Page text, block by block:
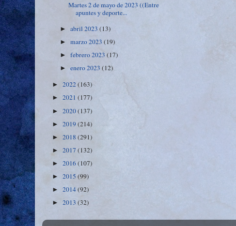
Martes 2 de mayo de 2023 ((Entre
apuntes y deporte...
►abril 2023(13)
►marzo 2023(19)
►febrero 2023(17)
►enero 2023(12)
► 2022(163)
► 2021 (177)
► 2020(137)
► 2019(214)
► 2018 (291)
► 2017 (132)
► 2016(107)
► 2015 (99)
► 2014(92)
► 2013 (32)